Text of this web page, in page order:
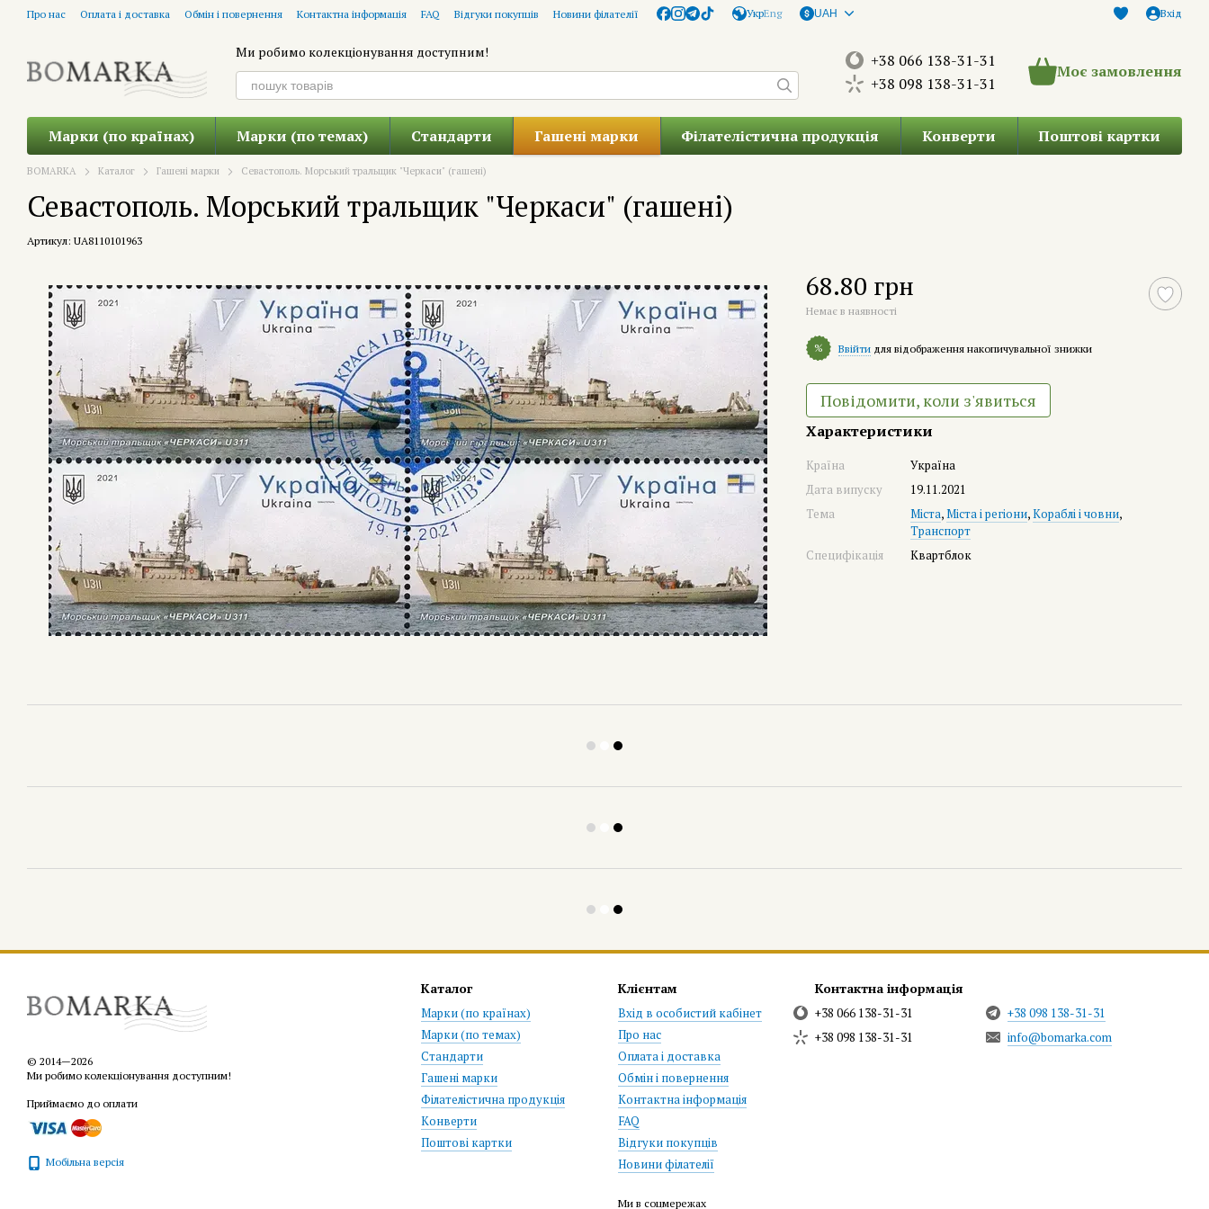
Перейти до основного контенту
Про нас Оплата і доставка Обмін і повернення Контактна інформація FAQ Відгуки покупців Новини філателії УкрEng UAH Вхід
Ми робимо колекціонування доступним!
+38 066 138-31-31
+38 098 138-31-31
Моє замовлення
Марки (по країнах) Марки (по темах) Стандарти Гашені марки Філателістична продукція Конверти Поштові картки
BOMARKA Каталог Гашені марки Севастополь. Морський тральщик "Черкаси" (гашені)
Севастополь. Морський тральщик "Черкаси" (гашені)
Артикул: UA8110101963
68.80 грн
Немає в наявності
% Ввійти для відображення накопичувальної знижки
Повідомити, коли з'явиться
Характеристики
Країна
Україна
Дата випуску
19.11.2021
Тема
Міста,Міста і регіони,Кораблі і човни,
Транспорт
Специфікація
Квартблок
© 2014—2026
Ми робимо колекціонування доступним!
Приймаємо до оплати
Мобільна версія
Каталог
Марки (по країнах)
Марки (по темах)
Стандарти
Гашені марки
Філателістична продукція
Конверти
Поштові картки
Клієнтам
Вхід в особистий кабінет
Про нас
Оплата і доставка
Обмін і повернення
Контактна інформація
FAQ
Відгуки покупців
Новини філателії
Ми в соцмережах
Контактна інформація
+38 066 138-31-31
+38 098 138-31-31
+38 098 138-31-31
info@bomarka.com